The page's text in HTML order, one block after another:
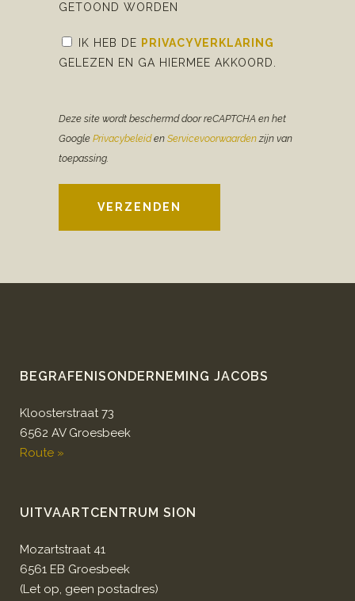
GETOOND WORDEN
IK HEB DE PRIVACYVERKLARING
GELEZEN EN GA HIERMEE AKKOORD.
Deze site wordt beschermd door reCAPTCHA en het
Google Privacybeleiden Servicevoorwaardenzijn van
toepassing.
VERZENDEN
BEGRAFENISONDERNEMING JACOBS
Kloosterstraat 73
6562 AV Groesbeek
Route »
UITVAARTCENTRUM SION
Mozartstraat 41
6561 EB Groesbeek
(Let op, geen postadres)